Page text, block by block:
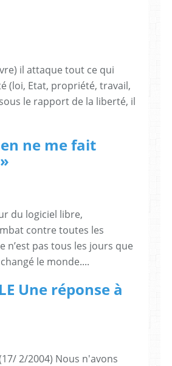
il attaque tout ce qui
(loi, Etat, propriété, travail,
le rapport de la liberté, il
ne me fait
du logiciel libre,
contre toutes les
n’est pas tous les jours que
le monde....
Une réponse à
2/2004) Nous n'avons